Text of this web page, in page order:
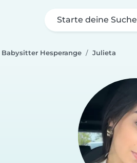
Starte deine Suche
Babysitter Hesperange Julieta